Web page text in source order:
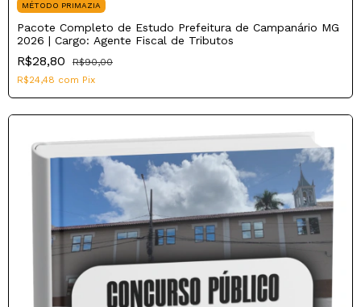
MÉTODO PRIMAZIA
Pacote Completo de Estudo Prefeitura de Campanário MG
2026 | Cargo: Agente Fiscal de Tributos
R$28,80
R$90,00
R$24,48 com Pix